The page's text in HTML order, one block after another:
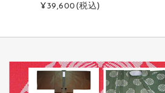
¥39,600 (税込)